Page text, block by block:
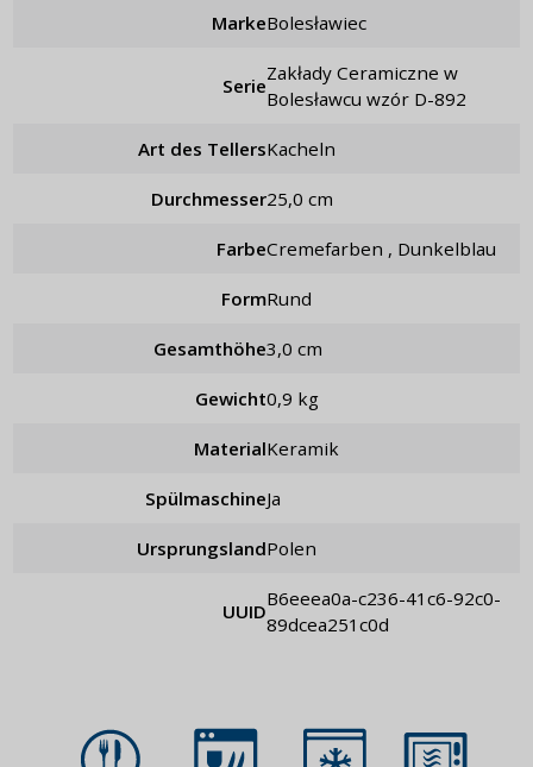
Marke Bolesławiec
Serie
Zakłady Ceramiczne w
Bolesławcu wzór D-892
Art des Tellers Kacheln
Durchmesser 25,0 cm
Farbe Cremefarben , Dunkelblau
Form rund
Gesamthöhe 3,0 cm
Gewicht 0,9 kg
Material Keramik
Spülmaschine Ja
Ursprungsland Polen
UUID
b6eeea0a-c236-41c6-92c0-
89dcea251c0d